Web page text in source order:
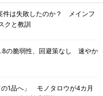
件は失敗したのか？ メインフ
クと教訓
の脆弱性、回避策なし 速やか
の1品へ」 モノタロウが4カ月